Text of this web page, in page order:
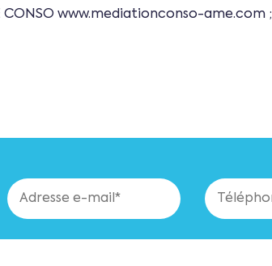
www.mediationconso-ame.com ;